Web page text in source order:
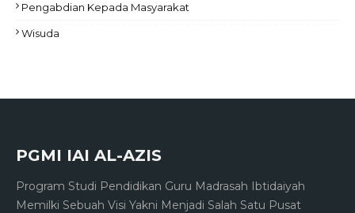
Pengabdian Kepada Masyarakat
Wisuda
PGMI IAI AL-AZIS
Program Studi Pendidikan Guru Madrasah Ibtidaiyah
Memilki Sebuah Visi Yakni Menjadi Salah Satu Pusat